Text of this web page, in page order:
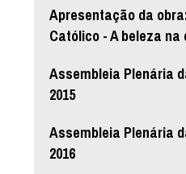
Apresentação da
Católico - A beleza na
Assembleia Plenária
2015
Assembleia Plenária
2016